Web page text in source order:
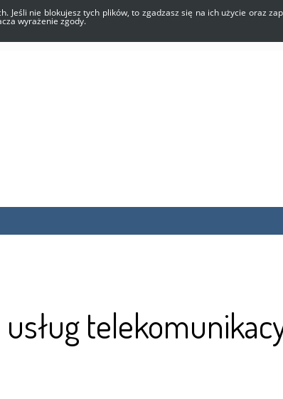
Jeśli nie blokujesz tych plików, to zgadzasz się na ich użycie oraz
wyrażenie zgody.